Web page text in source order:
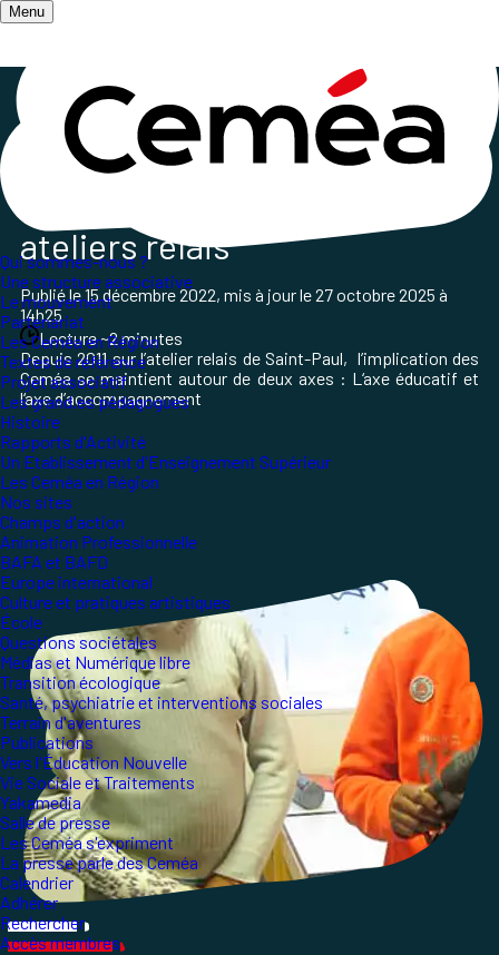
Menu
Qui sommes-nous ?
Une structure associative
Le mouvement
Partenariat
Les Ceméa en Région
Textes de référence
Projet associatif
Les grand.es pédagogues
Histoire
Rapports d'Activité
Un Etablissement d'Enseignement Supérieur
Les Ceméa en Région
Nos sites
Champs d'action
Animation Professionnelle
BAFA et BAFD
Europe international
Culture et pratiques artistiques
École
Questions sociétales
Médias et Numérique libre
Transition écologique
Santé, psychiatrie et interventions sociales
Terrain d'aventures
Publications
Vers l'Éducation Nouvelle
Vie Sociale et Traitements
Yakamedia
Salle de presse
Les Ceméa s'expriment
La presse parle des Ceméa
Calendrier
Adhérer
Rechercher
Accès membres
Accueil/ Qui sommes-nous ? / Les Ceméa en Région
Ceméa de la Réunion
ateliers relais
Publié le15 décembre 2022, mis à jour le27 octobre 2025 à
14h25
Lecture ~2 minutes
Depuis 2011 sur l’atelier relais de Saint-Paul, l’implication des
Ceméa se maintient autour de deux axes : L‘axe éducatif et
l‘axe d’accompagnement